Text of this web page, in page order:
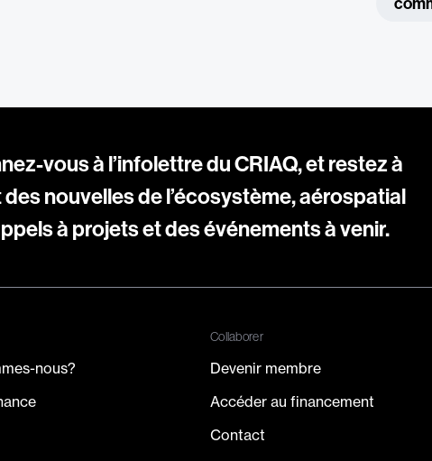
vous à l’infolettre du CRIAQ, et restez à
des nouvelles de l’écosystème, aérospatial
à projets et des événements à venir.
nous?
Collaborer
Devenir membre
Accéder au financement
Contact